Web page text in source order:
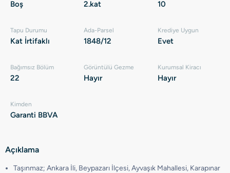
Boş 2.kat 10
Tapu Durumu
Kat İrtifaklı
Ada-Parsel
1848/12
Krediye Uygun
Evet
Bağımsız Bölüm
22
Görüntülü Gezme
Hayır
Kurumsal Kiracı
Hayır
Kimden
Garanti BBVA
Açıklama
Taşınmaz; Ankara İli, Beypazarı İlçesi, Ayvaşık Mahallesi, Karapınar